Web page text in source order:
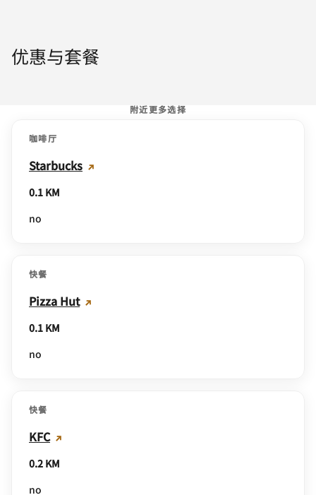
优惠与套餐
附近更多选择
咖啡厅
Starbucks
0.1 KM
no
快餐
Pizza Hut
0.1 KM
no
快餐
KFC
0.2 KM
no